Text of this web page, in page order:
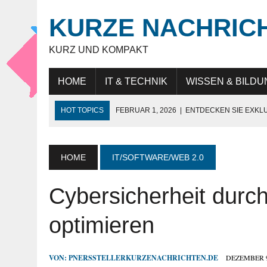
KURZE
KURZ UND KOMPAKT
HOME IT & TECHNIK WISSEN &
HOT TOPICS FEBRUAR 1, 2026 ENTDECKEN SIE
JULI 9, 2025 | WARUM DAS LEBEN IN DUBAI FÜR EXPATS
MAI 18, 2026 KUNDENBINDUNG IM HANDEL: WIE
HOME IT/SOFTWARE/WEB 2.0
Cybersicherheit
optimieren
VON: PNERSSTELLERKURZENACHRICHTEN.DE DEZEMBER